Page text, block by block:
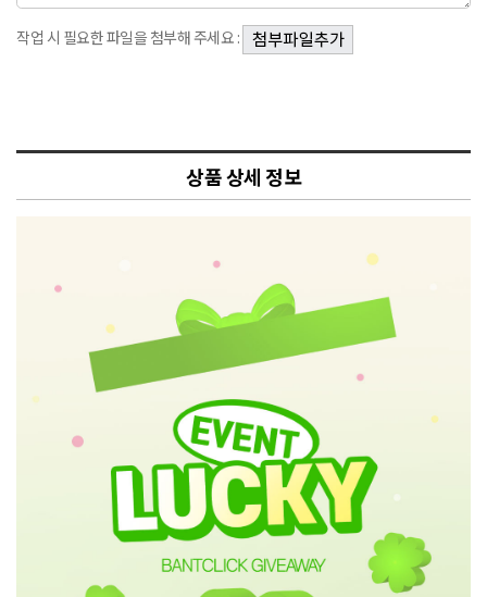
작업 시 필요한 파일을 첨부해 주세요 :
상품 상세 정보